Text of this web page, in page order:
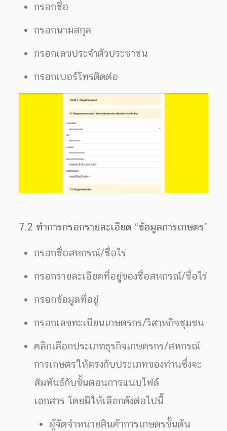
กรอกชื่อ
กรอกนามสกุล
กรอกเลขประจำตัวประชาชน
กรอกเบอร์โทรติดต่อ
7.2 ทำการกรอกรายละเอียด “ข้อมูลการเกษตร”
กรอกชื่อสหกรณ์/ชื่อไร่
กรอกรายละเอียดที่อยู่ของชื่อสหกรณ์/ชื่อไร่
กรอกข้อมูลที่อยู่
กรอกเลขทะเบียนเกษตรกร/วิสาหกิจชุมชน
คลิกเลือกประเภทธุรกิจเกษตรกร/สหกรณ์
การเกษตรให้ตรงกับประเภทของท่านซึ่งจะ
สัมพันธ์กับขั้นตอนการแนบไฟล์
เอกสาร โดยมีให้เลือกดังต่อไปนี้
ผู้จัดจำหน่ายสินค้าการเกษตรขั้นต้น